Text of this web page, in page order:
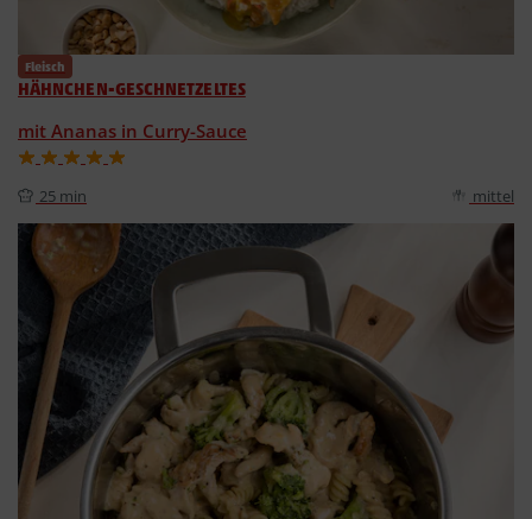
Fleisch
HÄHNCHEN-GESCHNETZELTES
mit Ananas in Curry-Sauce
25 min mittel